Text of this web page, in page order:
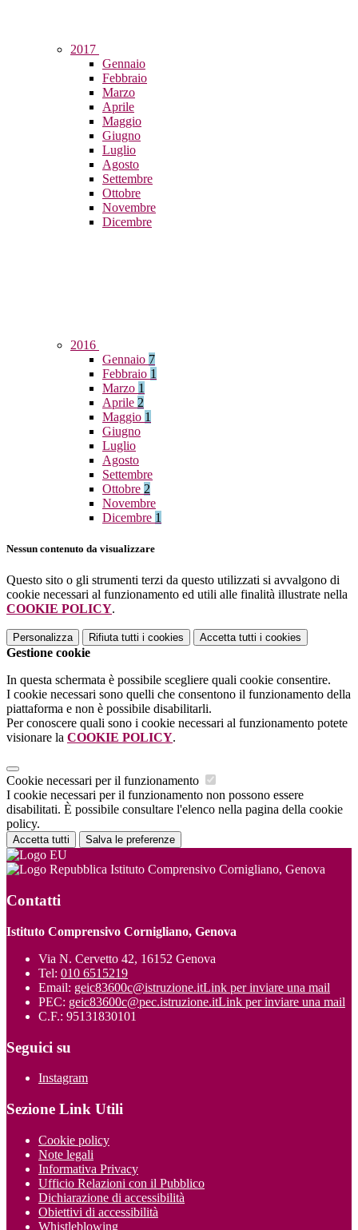
2017
Gennaio
Febbraio
Marzo
Aprile
Maggio
Giugno
Luglio
Agosto
Settembre
Ottobre
Novembre
Dicembre
2016
Gennaio 7
Febbraio 1
Marzo 1
Aprile 2
Maggio 1
Giugno
Luglio
Agosto
Settembre
Ottobre 2
Novembre
Dicembre 1
Nessun contenuto da visualizzare
Questo sito o gli strumenti terzi da questo utilizzati si avvalgono di
cookie necessari al funzionamento ed utili alle finalità illustrate nella
COOKIE POLICY.
Personalizza Rifiuta tutti i cookies Accetta tutti i cookies
Gestione cookie
In questa schermata è possibile scegliere quali cookie consentire.
I cookie necessari sono quelli che consentono il funzionamento della
piattaforma e non è possibile disabilitarli.
Per conoscere quali sono i cookie necessari al funzionamento potete
visionare la COOKIE POLICY.
Cookie necessari per il funzionamento
I cookie necessari per il funzionamento non possono essere
disabilitati. È possibile consultare l'elenco nella pagina della cookie
policy.
Accetta tutti Salva le preferenze
Istituto Comprensivo Cornigliano, Genova
Contatti
Istituto Comprensivo Cornigliano, Genova
Via N. Cervetto 42, 16152 Genova
Tel: 010 6515219
Email: geic83600c@istruzione.itLink per inviare una mail
PEC: geic83600c@pec.istruzione.itLink per inviare una mail
C.F.: 95131830101
Seguici su
Instagram
Sezione Link Utili
Cookie policy
Note legali
Informativa Privacy
Ufficio Relazioni con il Pubblico
Dichiarazione di accessibilità
Obiettivi di accessibilità
Whistleblowing